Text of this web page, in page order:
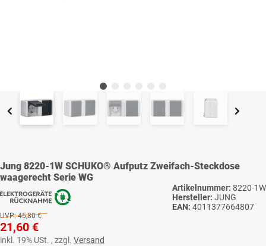
Jung 8220-1W SCHUKO® Aufputz Zweifach-Steckdose
waagerecht Serie WG
Artikelnummer: 8220-1W
Hersteller: JUNG
EAN: 4011377664807
UVP: 45,80 €
21,60 €
inkl. 19% USt. , zzgl. Versand